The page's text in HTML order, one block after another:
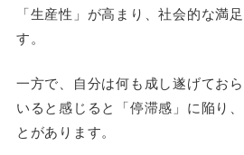
「生産性」が高まり、社会的な満
す。
一方で、自分は何も成し遂げてお
いると感じると「停滞感」に陥り
とがあります。